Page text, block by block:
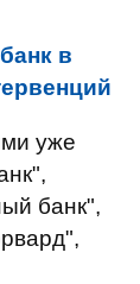
в
уже
банк",